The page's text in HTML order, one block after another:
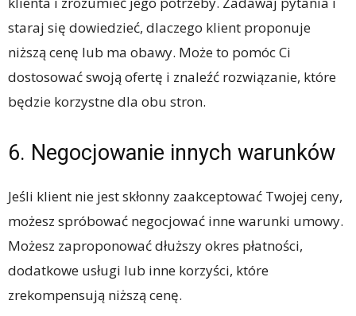
staraj się dowiedzieć, dlaczego klient proponuje
niższą cenę lub ma obawy. Może to pomóc Ci
dostosować swoją ofertę i znaleźć rozwiązanie, które
będzie korzystne dla obu stron.
6. Negocjowanie innych warunków
Jeśli klient nie jest skłonny zaakceptować Twojej ceny,
możesz spróbować negocjować inne warunki umowy.
Możesz zaproponować dłuższy okres płatności,
dodatkowe usługi lub inne korzyści, które
zrekompensują niższą cenę.